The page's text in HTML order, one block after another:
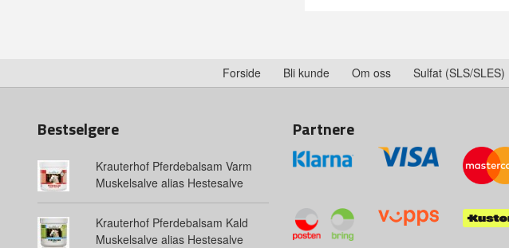
Forside Bli kunde Om oss Sulfat (SLS/SLES)
Bestselgere
Krauterhof Pferdebalsam Varm
Muskelsalve alias Hestesalve
Krauterhof Pferdebalsam Kald
Muskelsalve alias Hestesalve
Partnere